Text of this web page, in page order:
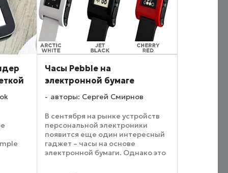
Часы Pebble на
электронной бумаге
авторы: Сергей Смирнов
В сентября на рынке устройств
персональной электроники
появится еще один интересный
гаджет – часы на основе
электронной бумаги. Однако это